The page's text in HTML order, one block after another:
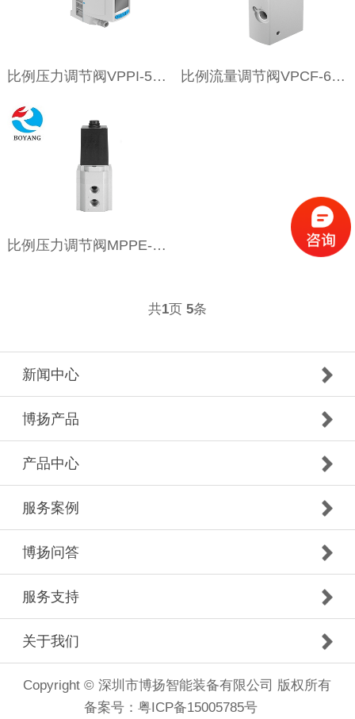
比例压力调节阀VPPI-5L-3-G18-1V1H-V1-S1D(8104673)系列 比例流量调节阀VPCF-6-L-8-G38-10-V1-E-EX2(8041716)系列
比例压力调节阀MPPE-3-1/2-1-010-B(161172)系列
共1页 5条
新闻中心
博扬产品
产品中心
服务案例
博扬问答
服务支持
关于我们
Copyright © 深圳市博扬智能装备有限公司 版权所有
备案号： 粤ICP备15005785号